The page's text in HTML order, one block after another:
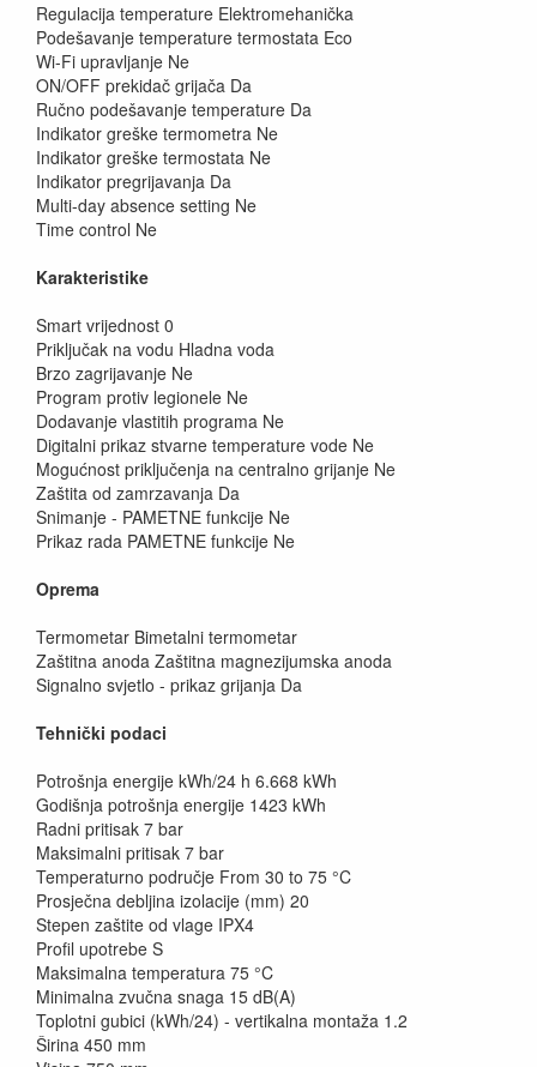
Regulacija temperature Elektromehanička
Podešavanje temperature termostata Eco
Wi-Fi upravljanje Ne
ON/OFF prekidač grijača Da
Ručno podešavanje temperature Da
Indikator greške termometra Ne
Indikator greške termostata Ne
Indikator pregrijavanja Da
Multi-day absence setting Ne
Time control Ne
Karakteristike
Smart vrijednost 0
Priključak na vodu Hladna voda
Brzo zagrijavanje Ne
Program protiv legionele Ne
Dodavanje vlastitih programa Ne
Digitalni prikaz stvarne temperature vode Ne
Mogućnost priključenja na centralno grijanje Ne
Zaštita od zamrzavanja Da
Snimanje - PAMETNE funkcije Ne
Prikaz rada PAMETNE funkcije Ne
Oprema
Termometar Bimetalni termometar
Zaštitna anoda Zaštitna magnezijumska anoda
Signalno svjetlo - prikaz grijanja Da
Tehnički podaci
Potrošnja energije kWh/24 h 6.668 kWh
Godišnja potrošnja energije 1423 kWh
Radni pritisak 7 bar
Maksimalni pritisak 7 bar
Temperaturno područje From 30 to 75 °C
Prosječna debljina izolacije (mm) 20
Stepen zaštite od vlage IPX4
Profil upotrebe S
Maksimalna temperatura 75 °C
Minimalna zvučna snaga 15 dB(A)
Toplotni gubici (kWh/24) - vertikalna montaža 1.2
Širina 450 mm